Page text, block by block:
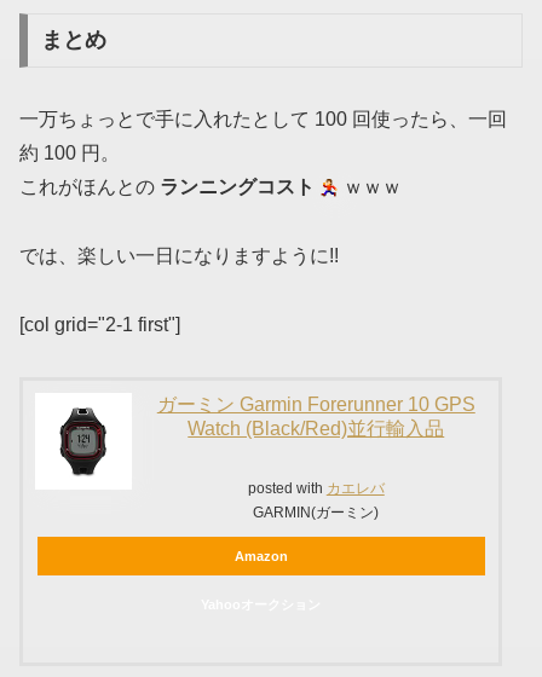
まとめ
一万ちょっとで手に入れたとして 100 回使ったら、一回
約 100 円。
これがほんとの ランニングコスト ｗｗｗ
では、楽しい一日になりますように!!
[col grid="2-1 first"]
ガーミン Garmin Forerunner 10 GPS
Watch (Black/Red)並行輸入品
posted with カエレバ
GARMIN(ガーミン)
Amazon